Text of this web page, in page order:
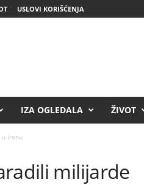
USLOVI KORIŠĆENJA
IZA OGLEDALA ŽIVOT
Iranu
milijarde